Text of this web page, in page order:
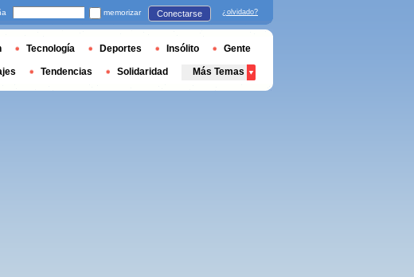
memorizar Conectarse ¿olvidado?
Tecnología Deportes Insólito Gente
Tendencias Solidaridad Más Temas